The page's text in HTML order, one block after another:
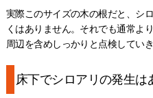
実際このサイズの木の根だと、シ
くはありません。それでも通常よ
周辺を含めしっかりと点検していき
床下でシロアリの発生は